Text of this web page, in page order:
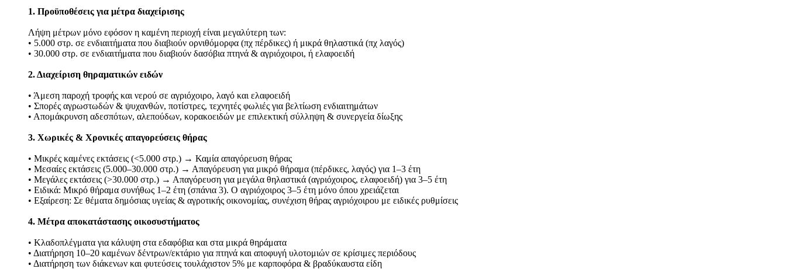
1. Προϋποθέσεις για μέτρα διαχείρισης
Λήψη μέτρων μόνο εφόσον η καμένη περιοχή είναι μεγαλύτερη των:
• 5.000 στρ. σε ενδιαιτήματα που διαβιούν ορνιθόμορφα (πχ πέρδικες) ή μικρά θηλαστικά (πχ λαγός)
• 30.000 στρ. σε ενδιαιτήματα που διαβιούν δασόβια πτηνά & αγριόχοιροι, ή ελαφοειδή
2. Διαχείριση θηραματικών ειδών
• Άμεση παροχή τροφής και νερού σε αγριόχοιρο, λαγό και ελαφοειδή
• Σπορές αγρωστωδών & ψυχανθών, ποτίστρες, τεχνητές φωλιές για βελτίωση ενδιαιτημάτων
• Απομάκρυνση αδεσπότων, αλεπούδων, κορακοειδών με επιλεκτική σύλληψη & συνεργεία δίωξης
3. Χωρικές & Χρονικές απαγορεύσεις θήρας
• Μικρές καμένες εκτάσεις (<5.000 στρ.) → Καμία απαγόρευση θήρας
• Μεσαίες εκτάσεις (5.000–30.000 στρ.) → Απαγόρευση για μικρό θήραμα (πέρδικες, λαγός) για 1–3 έτη
• Μεγάλες εκτάσεις (>30.000 στρ.) → Απαγόρευση για μεγάλα θηλαστικά (αγριόχοιρος, ελαφοειδή) για 3–5 έτη
• Ειδικά: Μικρό θήραμα συνήθως 1–2 έτη (σπάνια 3). Ο αγριόχοιρος 3–5 έτη μόνο όπου χρειάζεται
• Εξαίρεση: Σε θέματα δημόσιας υγείας & αγροτικής οικονομίας, συνέχιση θήρας αγριόχοιρου με ειδικές ρυθμίσεις
4. Μέτρα αποκατάστασης οικοσυστήματος
• Κλαδοπλέγματα για κάλυψη στα εδαφόβια και στα μικρά θηράματα
• Διατήρηση 10–20 καμένων δέντρων/εκτάριο για πτηνά και αποφυγή υλοτομιών σε κρίσιμες περιόδους
• Διατήρηση των διάκενων και φυτεύσεις τουλάχιστον 5% με καρποφόρα & βραδύκαυστα είδη